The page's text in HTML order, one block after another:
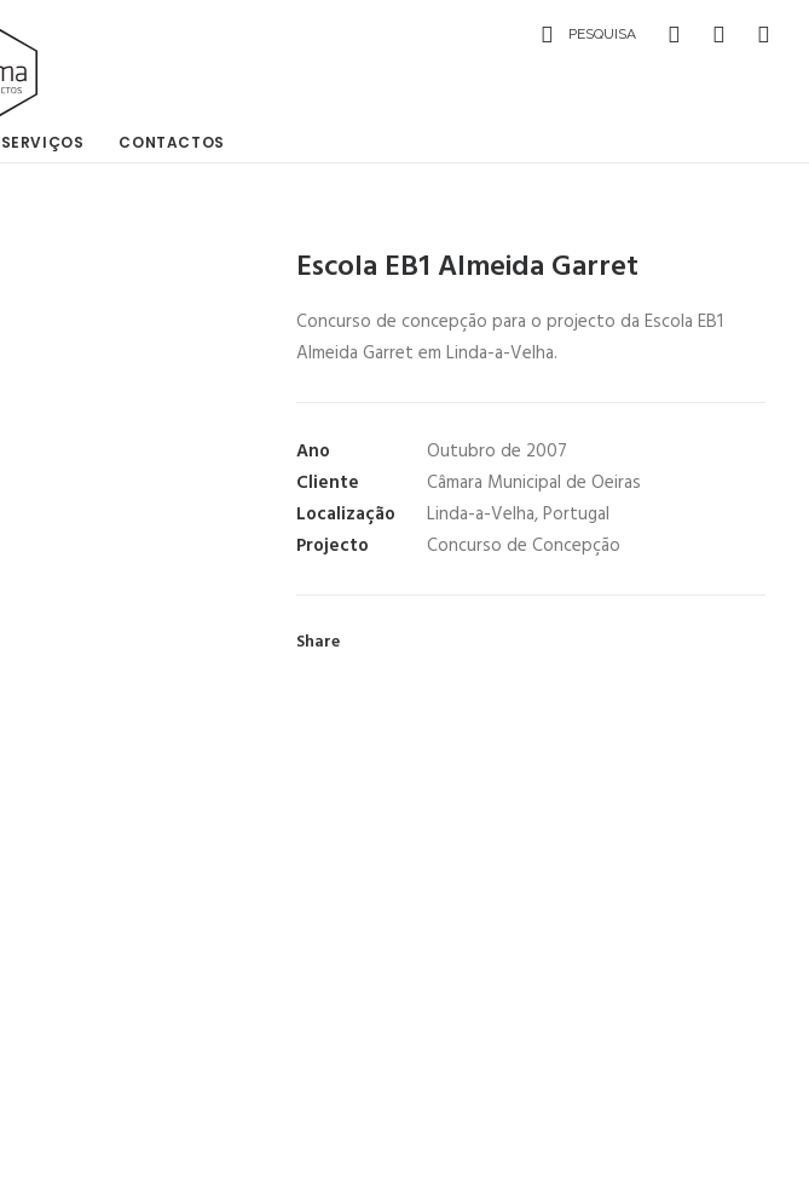
PESQUISA
SERVIÇOS CONTACTOS
Escola EB1 Almeida Garret
Concurso de concepção para o projecto da Escola EB1
Almeida Garret em Linda-a-Velha.
Ano
Outubro de 2007
Cliente
Câmara Municipal de Oeiras
Localização
Linda-a-Velha, Portugal
Projecto
Concurso de Concepção
Share